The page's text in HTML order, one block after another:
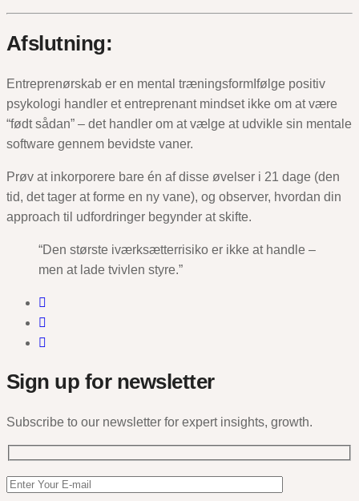
Afslutning:
Entreprenørskab er en mental træningsformIfølge positiv
psykologi handler et entreprenant mindset ikke om at være
“født sådan” – det handler om at vælge at udvikle sin mentale
software gennem bevidste vaner.
Prøv at inkorporere bare én af disse øvelser i 21 dage (den
tid, det tager at forme en ny vane), og observer, hvordan din
approach til udfordringer begynder at skifte.
“Den største iværksætterrisiko er ikke at handle –
men at lade tvivlen styre.”
Sign up for newsletter
Subscribe to our newsletter for expert insights, growth.